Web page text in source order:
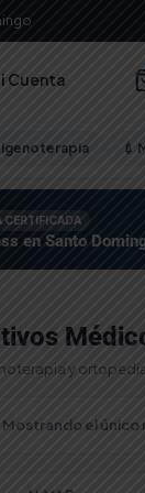
Cuenta
💉
CERTIFICADA
en Santo
y
Mostrando el único